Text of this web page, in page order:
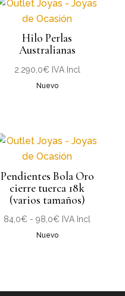
Hilo Perlas
Australianas
2.290,0€ IVA Incl
Nuevo
Pendientes Bola Oro
cierre tuerca 18k
(varios tamaños)
84,0€ - 98,0€Rango
IVA Incl
Nuevo